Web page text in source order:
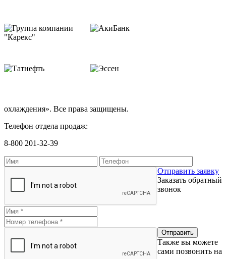
охлаждения». Все права защищены.
Телефон отдела продаж:
8-800 201-32-39
Отправить заявку
Заказать обратный
звонок
Также вы можете
сами позвонить на